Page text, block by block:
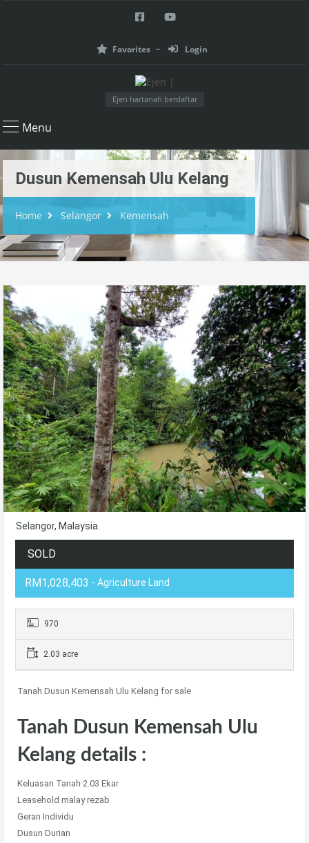
Favorites Login
Ejen hartanah berdaftar
Menu
Dusun Kemensah Ulu Kelang
Home Selangor Kemensah
Selangor, Malaysia.
SOLD
RM1,028,403 - Agriculture Land
970
2.03 acre
Tanah Dusun Kemensah Ulu Kelang for sale
Tanah Dusun Kemensah Ulu
Kelang details :
Keluasan Tanah 2.03 Ekar
Leasehold malay rezab
Geran Individu
Dusun Durian